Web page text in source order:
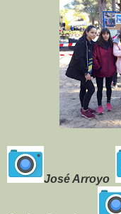
José Arroyo